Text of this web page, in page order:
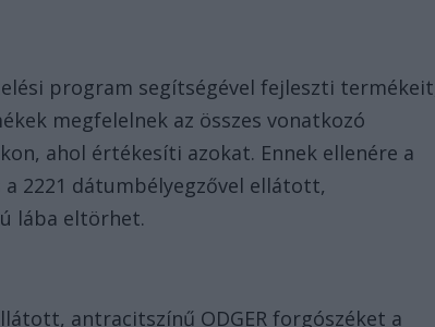
program segítségével fejleszti
megfelelnek az összes vonatkozó
ahol értékesíti azokat. Ennek ellenére a
2221 dátumbélyegzővel ellátott,
lába eltörhet.
antracitszínű ODGER forgószéket a